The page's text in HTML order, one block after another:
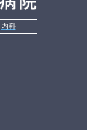
内科